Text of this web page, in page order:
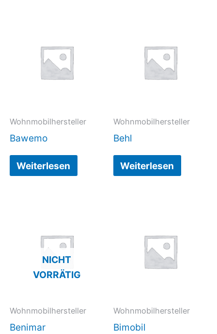
Wohnmobilhersteller
Bawemo
Weiterlesen
Wohnmobilhersteller
Behl
Weiterlesen
NICHT
VORRÄTIG
Wohnmobilhersteller
Benimar
Wohnmobilhersteller
Bimobil